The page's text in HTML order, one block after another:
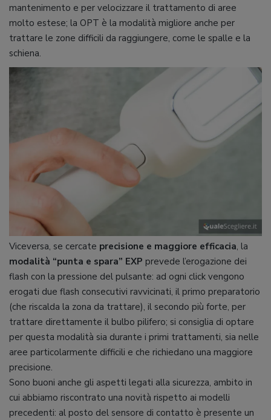
mantenimento e per velocizzare il trattamento di aree
molto estese; la OPT è la modalità migliore anche per
trattare le zone difficili da raggiungere, come le spalle e la
schiena.
Viceversa, se cercate precisione e maggiore efficacia, la
modalità “punta e spara” EXP prevede l’erogazione dei
flash con la pressione del pulsante: ad ogni click vengono
erogati due flash consecutivi ravvicinati, il primo preparatorio
(che riscalda la zona da trattare), il secondo più forte, per
trattare direttamente il bulbo pilifero; si consiglia di optare
per questa modalità sia durante i primi trattamenti, sia nelle
aree particolarmente difficili e che richiedano una maggiore
precisione.
Sono buoni anche gli aspetti legati alla sicurezza, ambito in
cui abbiamo riscontrato una novità rispetto ai modelli
precedenti: al posto del sensore di contatto è presente un